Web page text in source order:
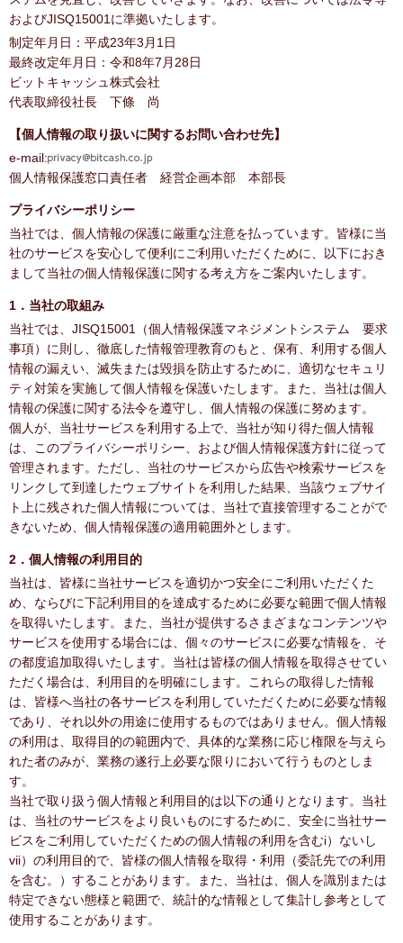
およびJISQ15001に準拠いたします。
制定年月日：平成23年3月1日
最終改定年月日：令和8年7月28日
ビットキャッシュ株式会社
代表取締役社長 下條 尚
【個人情報の取り扱いに関するお問い合わせ先】
e-mail:
個人情報保護窓口責任者 経営企画本部 本部長
プライバシーポリシー
当社では、個人情報の保護に厳重な注意を払っています。皆様に当
社のサービスを安心して便利にご利用いただくために、以下におき
まして当社の個人情報保護に関する考え方をご案内いたします。
1．当社の取組み
当社では、JISQ15001（個人情報保護マネジメントシステム 要求
事項）に則し、徹底した情報管理教育のもと、保有、利用する個人
情報の漏えい、滅失または毀損を防止するために、適切なセキュリ
ティ対策を実施して個人情報を保護いたします。また、当社は個人
情報の保護に関する法令を遵守し、個人情報の保護に努めます。
個人が、当社サービスを利用する上で、当社が知り得た個人情報
は、このプライバシーポリシー、および個人情報保護方針に従って
管理されます。ただし、当社のサービスから広告や検索サービスを
リンクして到達したウェブサイトを利用した結果、当該ウェブサイ
ト上に残された個人情報については、当社で直接管理することがで
きないため、個人情報保護の適用範囲外とします。
2．個人情報の利用目的
当社は、皆様に当社サービスを適切かつ安全にご利用いただくた
め、ならびに下記利用目的を達成するために必要な範囲で個人情報
を取得いたします。また、当社が提供するさまざまなコンテンツや
サービスを使用する場合には、個々のサービスに必要な情報を、そ
の都度追加取得いたします。当社は皆様の個人情報を取得させてい
ただく場合は、利用目的を明確にします。これらの取得した情報
は、皆様へ当社の各サービスを利用していただくために必要な情報
であり、それ以外の用途に使用するものではありません。個人情報
の利用は、取得目的の範囲内で、具体的な業務に応じ権限を与えら
れた者のみが、業務の遂行上必要な限りにおいて行うものとしま
す。
当社で取り扱う個人情報と利用目的は以下の通りとなります。当社
は、当社のサービスをより良いものにするために、安全に当社サー
ビスをご利用していただくための個人情報の利用を含むi）ないし
vii）の利用目的で、皆様の個人情報を取得・利用（委託先での利用
を含む。）することがあります。また、当社は、個人を識別または
特定できない態様と範囲で、統計的な情報として集計し参考として
使用することがあります。